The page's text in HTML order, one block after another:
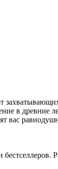
в древние
вас